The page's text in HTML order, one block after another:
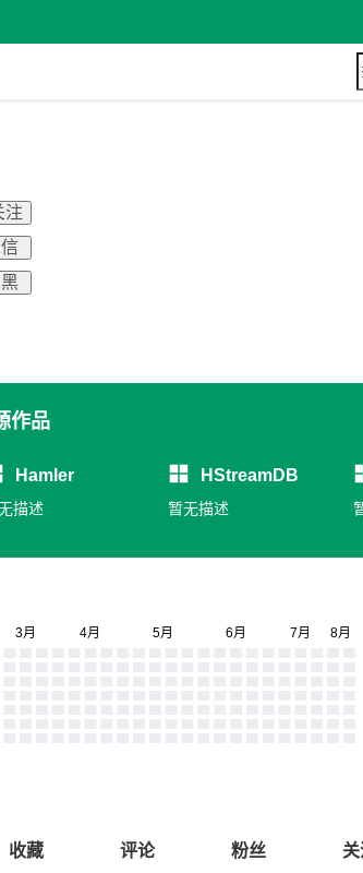
注
作品
Hamler
描述
HStreamDB
暂无描述
收藏 评论 粉丝